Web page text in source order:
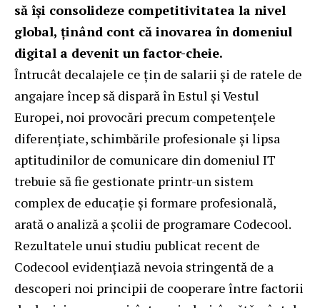
să își consolideze competitivitatea la nivel
global, ținând cont că inovarea în domeniul
digital a devenit un factor-cheie.
Întrucât decalajele ce țin de salarii și de ratele de
angajare încep să dispară în Estul și Vestul
Europei, noi provocări precum competențele
diferențiate, schimbările profesionale și lipsa
aptitudinilor de comunicare din domeniul IT
trebuie să fie gestionate printr-un sistem
complex de educație și formare profesională,
arată o analiză a școlii de programare Codecool.
Rezultatele unui studiu publicat recent de
Codecool evidențiază nevoia stringentă de a
descoperi noi principii de cooperare între factorii